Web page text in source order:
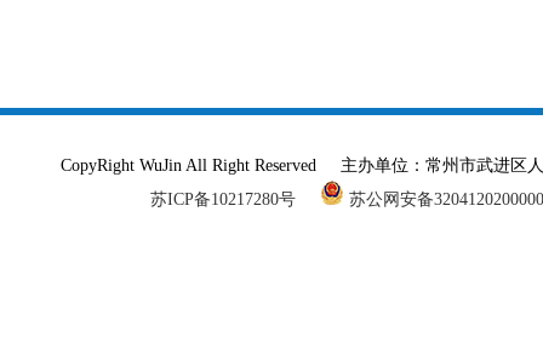
CopyRight WuJin All Right Reserved 主办单位：常州市武进
苏ICP备10217280号
苏公网安备